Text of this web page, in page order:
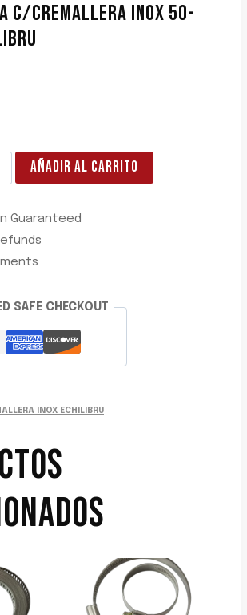
C/CREMALLERA INOX 50-
AÑADIR AL CARRITO
Guaranteed
SAFE CHECKOUT
INOX ECHILIBRU